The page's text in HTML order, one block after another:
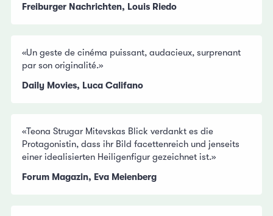
Freiburger Nachrichten, Louis Riedo
«Un geste de cinéma puissant, audacieux, surprenant
par son originalité.»
Daily Movies, Luca Califano
«Teona Strugar Mitevskas Blick verdankt es die
Protagonistin, dass ihr Bild facettenreich und jenseits
einer idealisierten Heiligenfigur gezeichnet ist.»
Forum Magazin, Eva Meienberg